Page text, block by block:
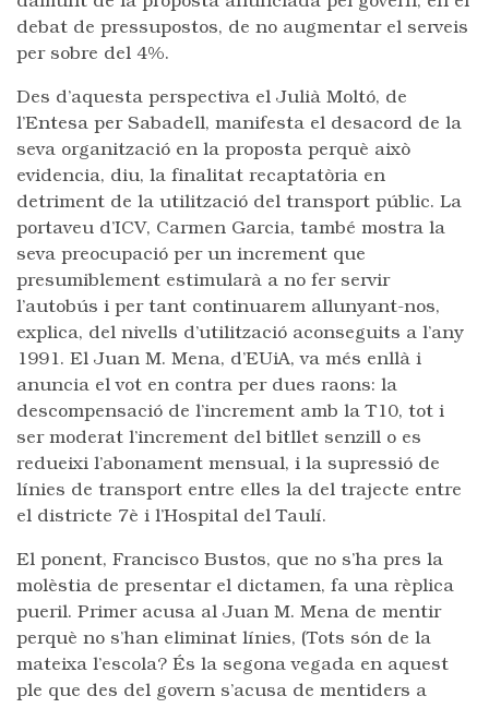
debat de pressupostos, de no augmentar el serveis
per sobre del 4%.
Des d’aquesta perspectiva el Julià Moltó, de
l’Entesa per Sabadell, manifesta el desacord de la
seva organització en la proposta perquè això
evidencia, diu, la finalitat recaptatòria en
detriment de la utilització del transport públic. La
portaveu d’ICV, Carmen Garcia, també mostra la
seva preocupació per un increment que
presumiblement estimularà a no fer servir
l’autobús i per tant continuarem allunyant-nos,
explica, del nivells d’utilització aconseguits a l’any
1991. El Juan M. Mena, d’EUiA, va més enllà i
anuncia el vot en contra per dues raons: la
descompensació de l’increment amb la T10, tot i
ser moderat l’increment del bitllet senzill o es
redueixi l’abonament mensual, i la supressió de
línies de transport entre elles la del trajecte entre
el districte 7è i l’Hospital del Taulí.
El ponent, Francisco Bustos, que no s’ha pres la
molèstia de presentar el dictamen, fa una rèplica
pueril. Primer acusa al Juan M. Mena de mentir
perquè no s’han eliminat línies, (Tots són de la
mateixa l’escola? És la segona vegada en aquest
ple que des del govern s’acusa de mentiders a